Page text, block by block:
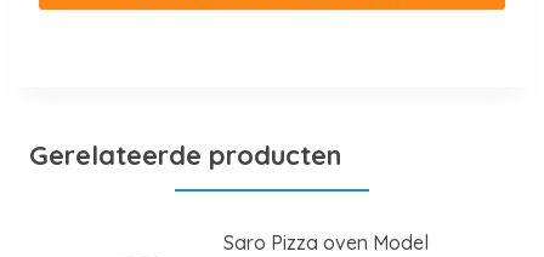
Gerelateerde producten
Saro Pizza oven Model